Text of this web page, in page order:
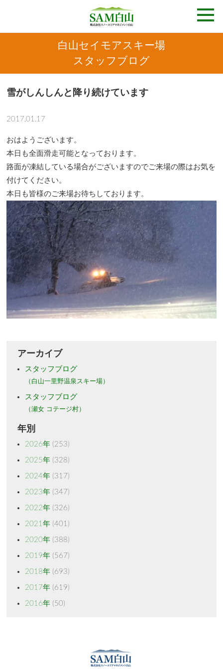
白山セイモアスキー場
スタッフブログ
雪がしんしんと降り続けています
2017.01.17
おはようございます。
本日も全面滑走可能となっております。
路面が凍結している場合がございますのでご来場の際はお気を
付けてください。
本日も皆様のご来場お待ちしております。
アーカイブ
スタッフブログ
（白山一里野温泉スキー場）
スタッフブログ
（瀬女 コテージ村）
年別
2026年(253)
2025年(328)
2024年(317)
2023年(347)
2022年(326)
2021年(401)
2020年(388)
2019年(567)
2018年(693)
2017年(619)
2016年(50)